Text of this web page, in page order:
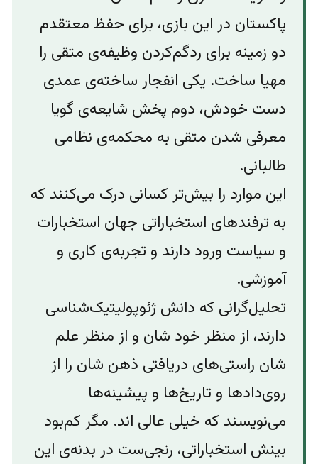
پاکستان در این بازی، برای حفظ معتقدم
دو زمینه‌ برای ردگم‌کردن وظیفه‌ی متقی را
مهیا ساخت. یکی انفجار ساخته‌ی عمدی
دست خودش، دوم پخش شایعه‌ی گویا
معرفی شدن متقی به محکمه‌ی نظامی
طالبانی.
این موارد را بیش‌تر کسانی درک می‌کنند که
به ترفندهای استخباراتی جهان استخبارات
و سیاست ورود دارند و تجربه‌ی کاری و
آموزشی.
تحلیل‌گرانی که دانش ژئوپولیتیک‌شناسی
دارند، از منظر خود شان و از منظر علم
شان راستی‌های دریافتی ذهن شان را از
روی‌دادها و تاریخ‌ها و‌ پیشینه‌ها
می‌نویسند که خیلی عالی اند. مگر کم‌بود
بینش استخباراتی، رنجی‌ست در بدنه‌ی این